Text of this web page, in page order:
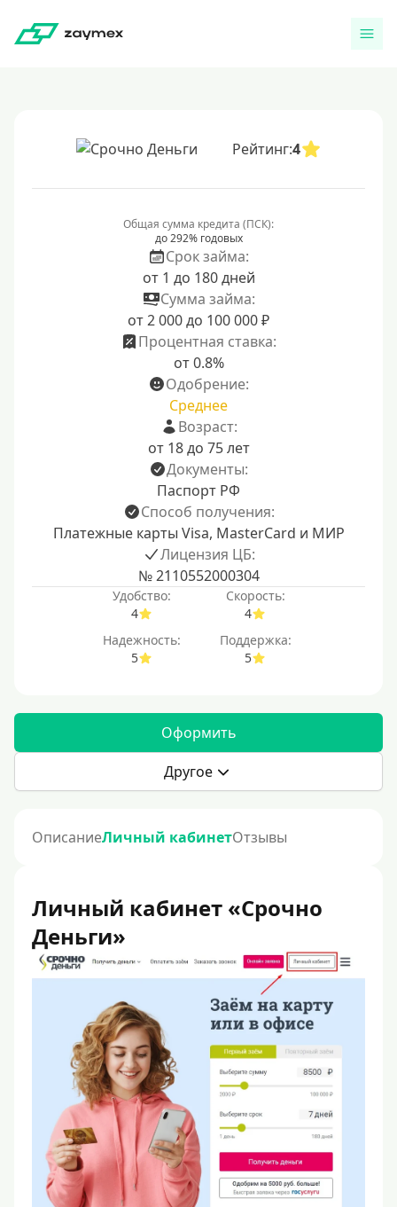
Рейтинг:4
Общая сумма кредита (ПСК):
до 292% годовых
Срок займа:
от 1 до 180 дней
Сумма займа:
от 2 000 до 100 000 ₽
Процентная ставка:
от 0.8%
Одобрение:
Среднее
Возраст:
от 18 до 75 лет
Документы:
Паспорт РФ
Способ получения:
Платежные карты Visa, MasterCard и МИР
Лицензия ЦБ:
№ 2110552000304
Удобство:
4
Скорость:
4
Надежность:
5
Поддержка:
5
Оформить
Другое
ОписаниеЛичный кабинетОтзывы
Личный кабинет «Срочно
Деньги»